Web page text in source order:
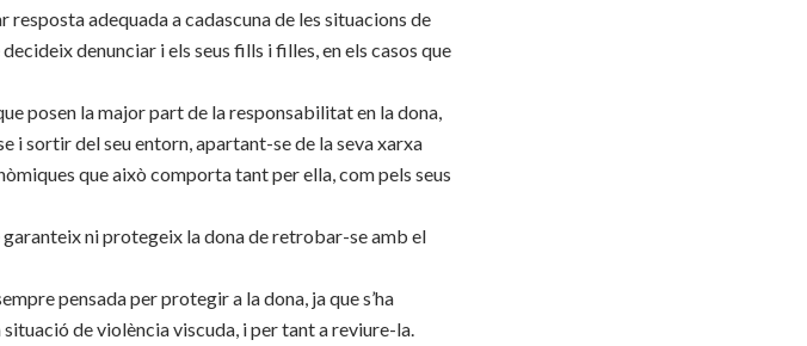
adequada a cadascuna de les situacions de
denunciar i els seus fills i filles, en els casos que
posen la major part de la responsabilitat en la dona,
i sortir del seu entorn, apartant-se de la seva xarxa
que això comporta tant per ella, com pels seus
ni protegeix la dona de retrobar-se amb el
pensada per protegir a la dona, ja que s’ha
de violència viscuda, i per tant a reviure-la.